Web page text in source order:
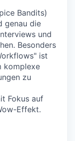
Bandits)
genau die
und
Besonders
ist
komplexe
zu
Fokus auf
Effekt.